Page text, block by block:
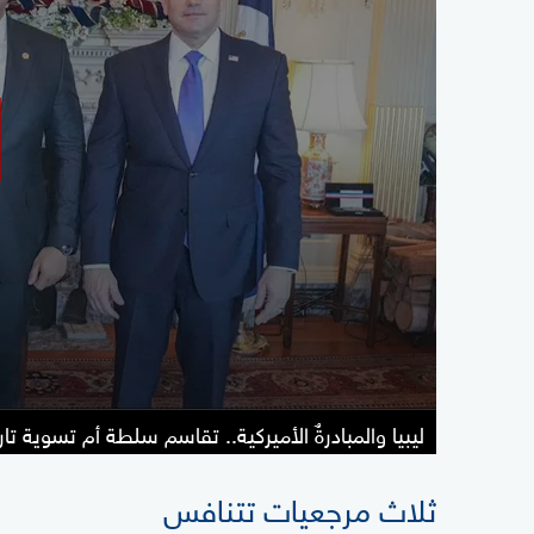
ليبيا والمبادرةٌ الأميركية.. تقاسم سلطة أم تسوية
ثلاث مرجعيات تتنافس